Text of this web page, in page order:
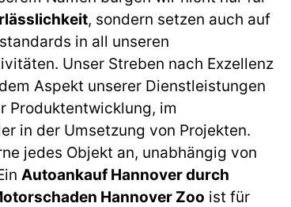
, sondern setzen auch auf
in all unseren
Unser Streben nach Exzellenz
Aspekt unserer Dienstleistungen
Produktentwicklung, im
in der Umsetzung von Projekten.
jedes Objekt an, unabhängig von
Autoankauf Hannover durch
Hannover Zoo ist für